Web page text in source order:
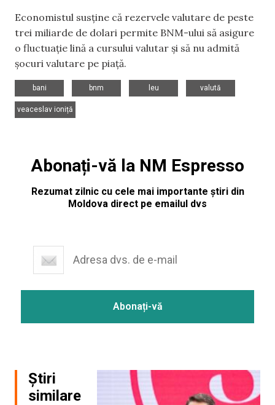
Economistul susține că rezervele valutare de peste
trei miliarde de dolari permite BNM-ului să asigure
o fluctuație lină a cursului valutar și să nu admită
șocuri valutare pe piață.
bani
bnm
leu
valută
veaceslav ioniță
Abonați-vă la NM Espresso
Rezumat zilnic cu cele mai importante știri din
Moldova direct pe emailul dvs
Știri
similare